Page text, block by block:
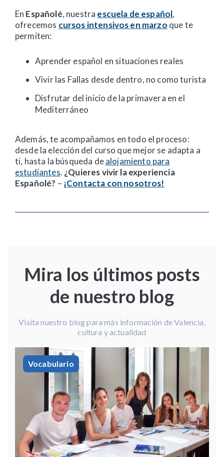
En Españolé, nuestra escuela de español,
ofrecemos cursos intensivos en marzo que te
permiten:
Aprender español en situaciones reales
Vivir las Fallas desde dentro, no como turista
Disfrutar del inicio de la primavera en el
Mediterráneo
Además, te acompañamos en todo el proceso:
desde la elección del curso que mejor se adapta a
ti, hasta la búsqueda dealojamiento para
estudiantes. ¿Quieres vivir la experiencia
Españolé? – ¡Contacta con nosotros!
Mira los últimos posts
de nuestro blog
Visita nuestro blog para más información de Valencia,
cultura y actualidad
Vocabulario